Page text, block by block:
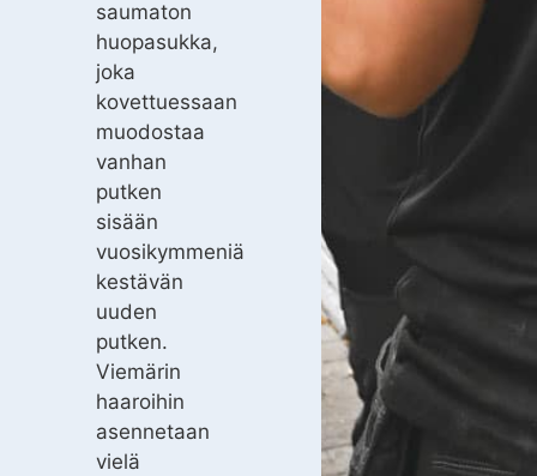
saumaton
huopasukka,
joka
kovettuessaan
muodostaa
vanhan
putken
sisään
vuosikymmeniä
kestävän
uuden
putken.
Viemärin
haaroihin
asennetaan
vielä